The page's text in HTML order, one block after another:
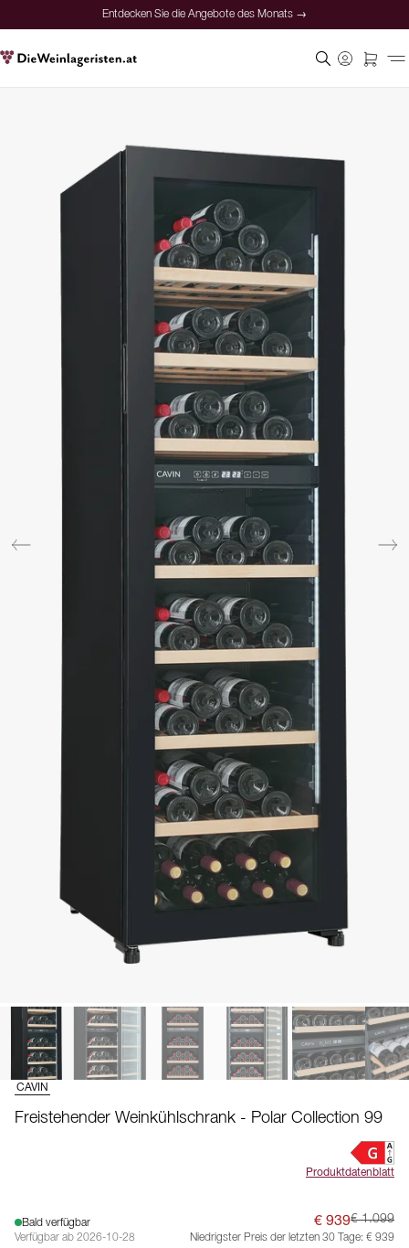
Entdecken Sie die Angebote des Monats →
CAVIN
Freistehender Weinkühlschrank - Polar Collection 99
Produktdatenblatt
Bald verfügbar
Verfügbar ab 2026-10-28
€ 939€ 1.099
Niedrigster Preis der letzten 30 Tage: € 939